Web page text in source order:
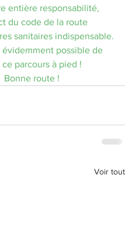
entière responsabilité,
du code de la route
sanitaires indispensable.
évidemment possible de
ce parcours à pied !
Bonne route !
Voir tout